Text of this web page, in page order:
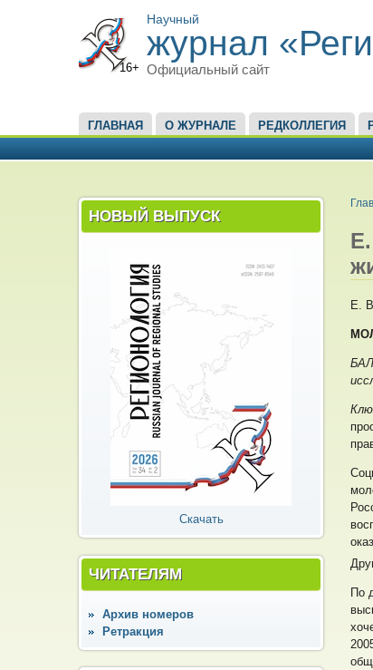
16+
Научный
журнал
Официальный сайт
ГЛАВНОЕ МЕНЮ
ГЛАВНАЯ О ЖУРНАЛЕ РЕДКОЛЛЕГИЯ
НОВЫЙ ВЫПУСК
Скачать
ЧИТАТЕЛЯМ
Архив номеров
Ретракция
Е.
По